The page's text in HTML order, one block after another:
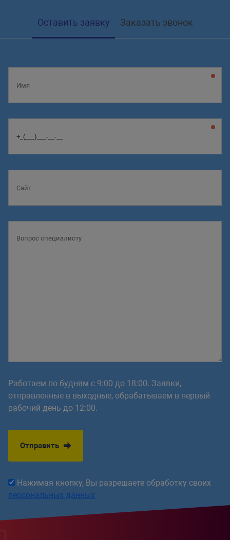
Оставить заявку Заказать звонок
Работаем по будням с 9:00 до 18:00. Заявки,
отправленные в выходные, обрабатываем в первый
рабочий день до 12:00.
Отправить
Нажимая кнопку, Вы разрешаете обработку своих
персональных данных